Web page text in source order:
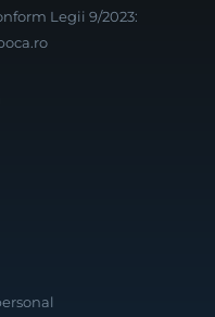
Legii 9/2023: